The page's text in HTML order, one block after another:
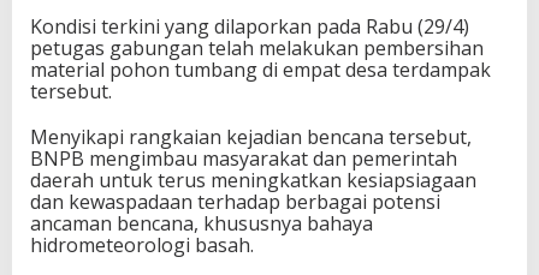
Kondisi terkini yang dilaporkan pada Rabu (29/4)
petugas gabungan telah melakukan pembersihan
material pohon tumbang di empat desa terdampak
tersebut.
Menyikapi rangkaian kejadian bencana tersebut,
BNPB mengimbau masyarakat dan pemerintah
daerah untuk terus meningkatkan kesiapsiagaan
dan kewaspadaan terhadap berbagai potensi
ancaman bencana, khususnya bahaya
hidrometeorologi basah.